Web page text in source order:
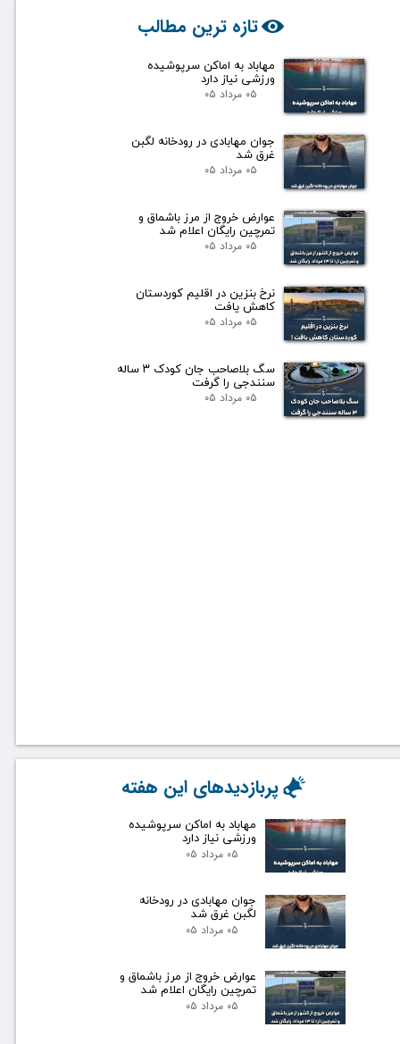
تازه ترین مطالب
مهاباد به اماکن سرپوشیده
ورزشی نیاز دارد
۰۵ مرداد ۰۵
جوان مهابادی در رودخانه لگبن
غرق شد
۰۵ مرداد ۰۵
عوارض خروج از مرز باشماق و
تمرچین رایگان اعلام شد
۰۵ مرداد ۰۵
نرخ بنزین در اقلیم کوردستان
کاهش یافت
۰۵ مرداد ۰۵
سگ بلاصاحب جان کودک ۳ ساله
سنندجی را گرفت
۰۵ مرداد ۰۵
مهاباد به اماکن سرپوشیده
ورزشی نیاز دارد
۰۵ مرداد ۰۵
جوان مهابادی در رودخانه
لگبن غرق شد
۰۵ مرداد ۰۵
عوارض خروج از مرز باشماق و
تمرچین رایگان اعلام شد
۰۵ مرداد ۰۵
پربازدیدهای این هفته